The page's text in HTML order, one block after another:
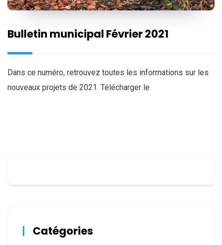
Bulletin municipal Février 2021
Dans ce numéro, retrouvez toutes les informations sur les
nouveaux projets de 2021. Télécharger le
Catégories